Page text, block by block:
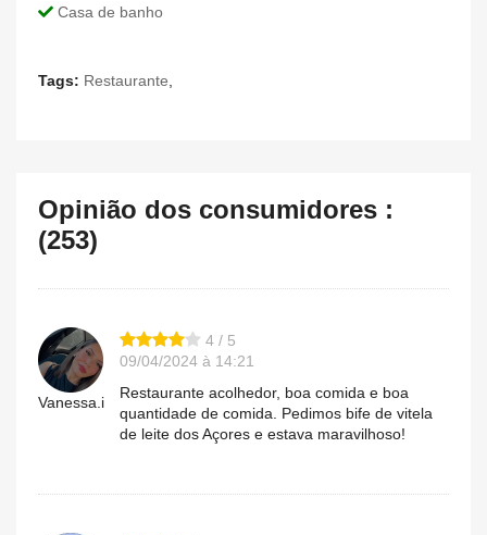
Casa de banho
Tags: Restaurante
Opinião dos consumidores :
(253)
Vanessa.i
4 / 5
09/04/2024 à 14:21
Restaurante acolhedor, boa comida e boa
quantidade de comida. Pedimos bife de vitela
de leite dos Açores e estava maravilhoso!